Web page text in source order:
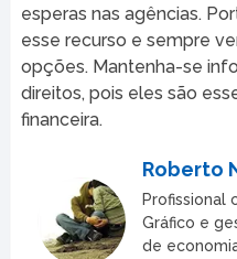
esperas nas agências.
esse recurso e sempre
opções. Mantenha-se
direitos, pois eles são
financeira.
Roberto
Profissional
Gráfico e
de